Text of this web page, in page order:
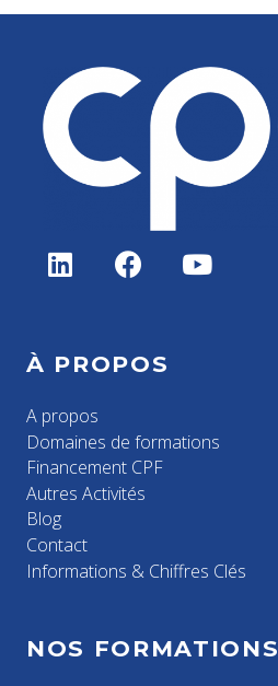
À PROPOS
A propos
Domaines de formations
Financement CPF
Autres Activités
Blog
Contact
Informations & Chiffres Clés
NOS FORMATIONS